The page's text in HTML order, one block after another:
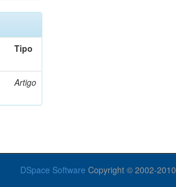
Tipo
Artigo
DSpace Software Copyright © 2002-2010